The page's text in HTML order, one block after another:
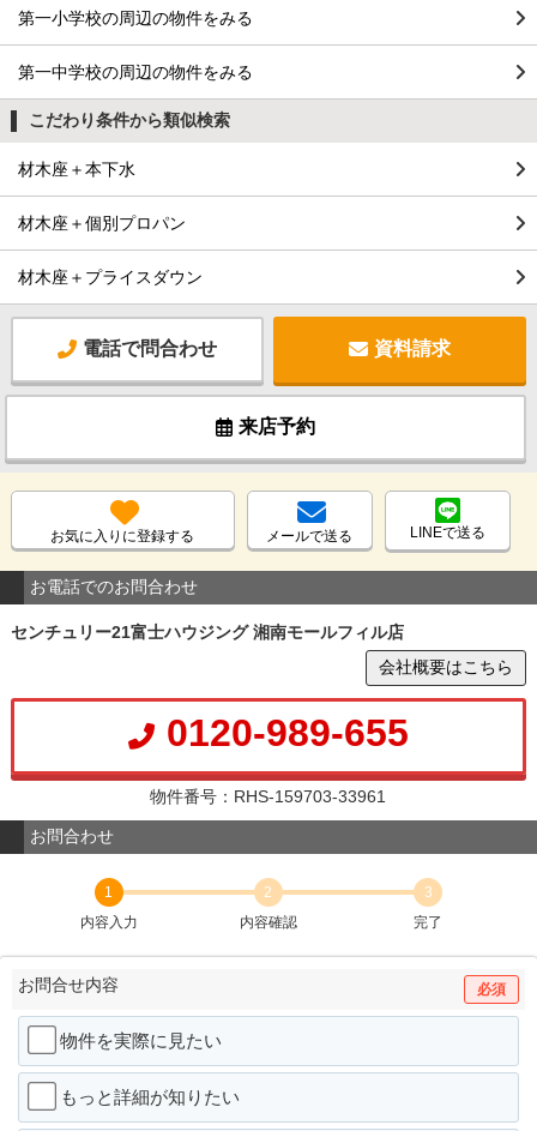
第一小学校の周辺の物件をみる
第一中学校の周辺の物件をみる
こだわり条件から類似検索
材木座＋本下水
材木座＋個別プロパン
材木座＋プライスダウン
電話で問合わせ 資料請求
来店予約
お気に入りに登録する メールで送る LINEで送る
お電話でのお問合わせ
センチュリー21富士ハウジング 湘南モールフィル店
会社概要はこちら
0120-989-655
物件番号：RHS-159703-33961
お問合わせ
1
内容入力
2
内容確認
3
完了
お問合せ内容 必須
物件を実際に見たい
もっと詳細が知りたい